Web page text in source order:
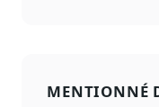
MENTIONNÉ